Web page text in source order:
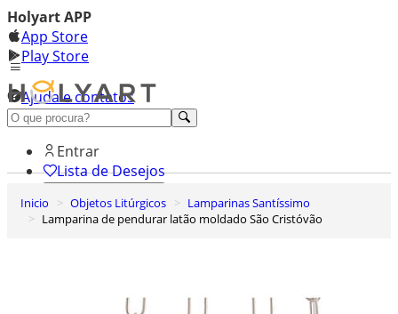
Holyart APP
App Store
Play Store
Ajuda e contatos
Conheça premium
Entrar
Lista de Desejos
0
Carrinho de Compras
Inicio Objetos Litúrgicos
Lamparinas Santíssimo
Lamparina de pendurar latão moldado São Cristóvão